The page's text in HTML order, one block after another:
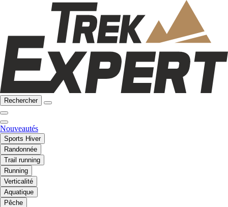
Rechercher
Nouveautés
Sports Hiver
Randonnée
Trail running
Running
Verticalité
Aquatique
Pêche